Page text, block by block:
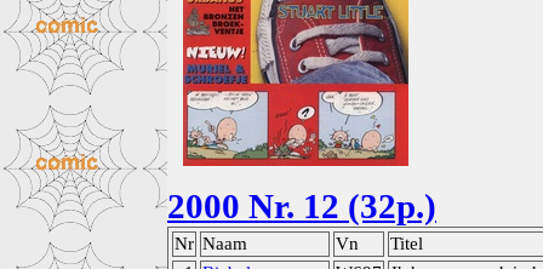
2000 Nr. 12 (32p.)
Nr Naam Vn
Titel